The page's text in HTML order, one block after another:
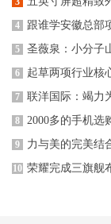
4 跟谁学安徽总部
5 圣薇泉：小分子
6 起草两项行业核
7 联洋国际：竭力
8 2000多的手机选
9 力与美的完美结
10 荣耀完成三旗舰